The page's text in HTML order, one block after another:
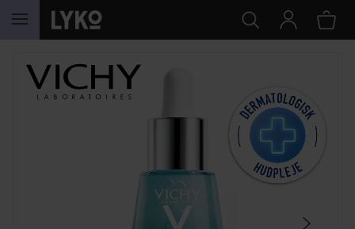
GÅ TIL INDHOLD
SPRING OVER SEKTIONEN